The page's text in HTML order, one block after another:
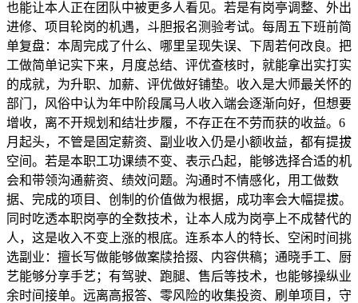
也能让本人正在团队中被更多人看见。若是有岗亭调整、外出
进修、项目轮岗的机遇，斗胆报名测验考试。每周五下班前简
单复盘：本周完成了什么、哪里呈现失误、下周若何改良。把
工做简单记实下来，月度总结、评优查核时，就能拿出实打实
的成就，为升职、加薪、评优做好铺垫。收入是大师最关怀的
部门，风俗中认为年中阶段属马人收入端会逐渐向好，但想要
增收，离不开规划和结壮步履，不存正在不劳而获的收益。6
月起头，不管是固定薪资、副业收入仍是小额收益，都有提拔
空间。若是本职工功课绩不变、表示凸起，能够选择合适的机
会和带领沟通薪资、绩效问题。沟通时不情感化，用工做数
据、完成的项目、创制的价值做为根据，成功率会大幅提拔。
同时吃透本职岗亭的全数技术，让本人成为岗亭上不成替代的
人，这是收入不变上涨的根底。连系本人的特长、空闲时间挑
选副业：擅长写做能够做案牍拾掇、内容供稿；通晓手工、厨
艺能够分享手艺；有驾驶、跑腿、售后等技术，也能够操纵业
余时间接单。远离高报答、零风险的收集投资、刷单项目，守